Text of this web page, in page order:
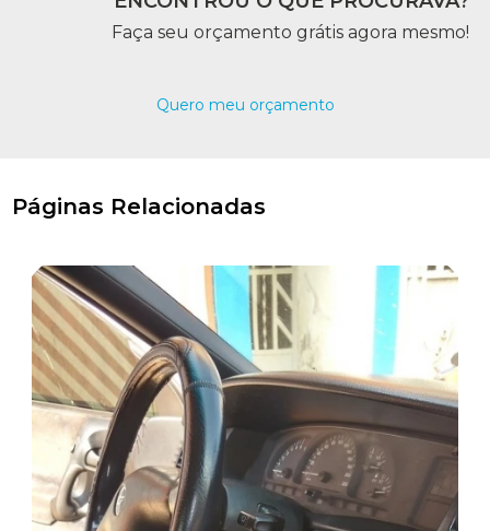
Faça seu orçamento grátis agora mesmo!
Quero meu orçamento
Páginas Relacionadas